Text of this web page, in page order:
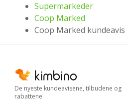
Supermarkeder
Coop Marked
Coop Marked kundeavis
De nyeste kundeavisene, tilbudene og
rabattene